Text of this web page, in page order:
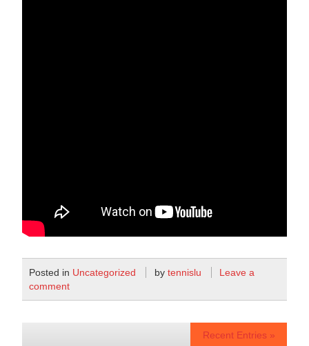
Posted in Uncategorized by tennislu
Leave a
comment
Recent Entries »